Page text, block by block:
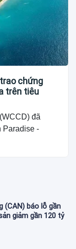
chứng
trên tiêu
đã
Paradise -
(CAN) báo lỗ gần
giảm gần 120 tỷ